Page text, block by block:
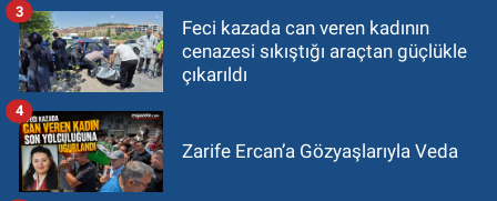
Feci kazada can veren kadının
cenazesi sıkıştığı araçtan güçlükle
çıkarıldı
3
Zarife Ercan’a Gözyaşlarıyla Veda
4